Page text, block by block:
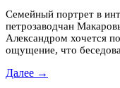
Семейный портрет в
петрозаводчан
Александром хочется
ощущение, что
Далее →